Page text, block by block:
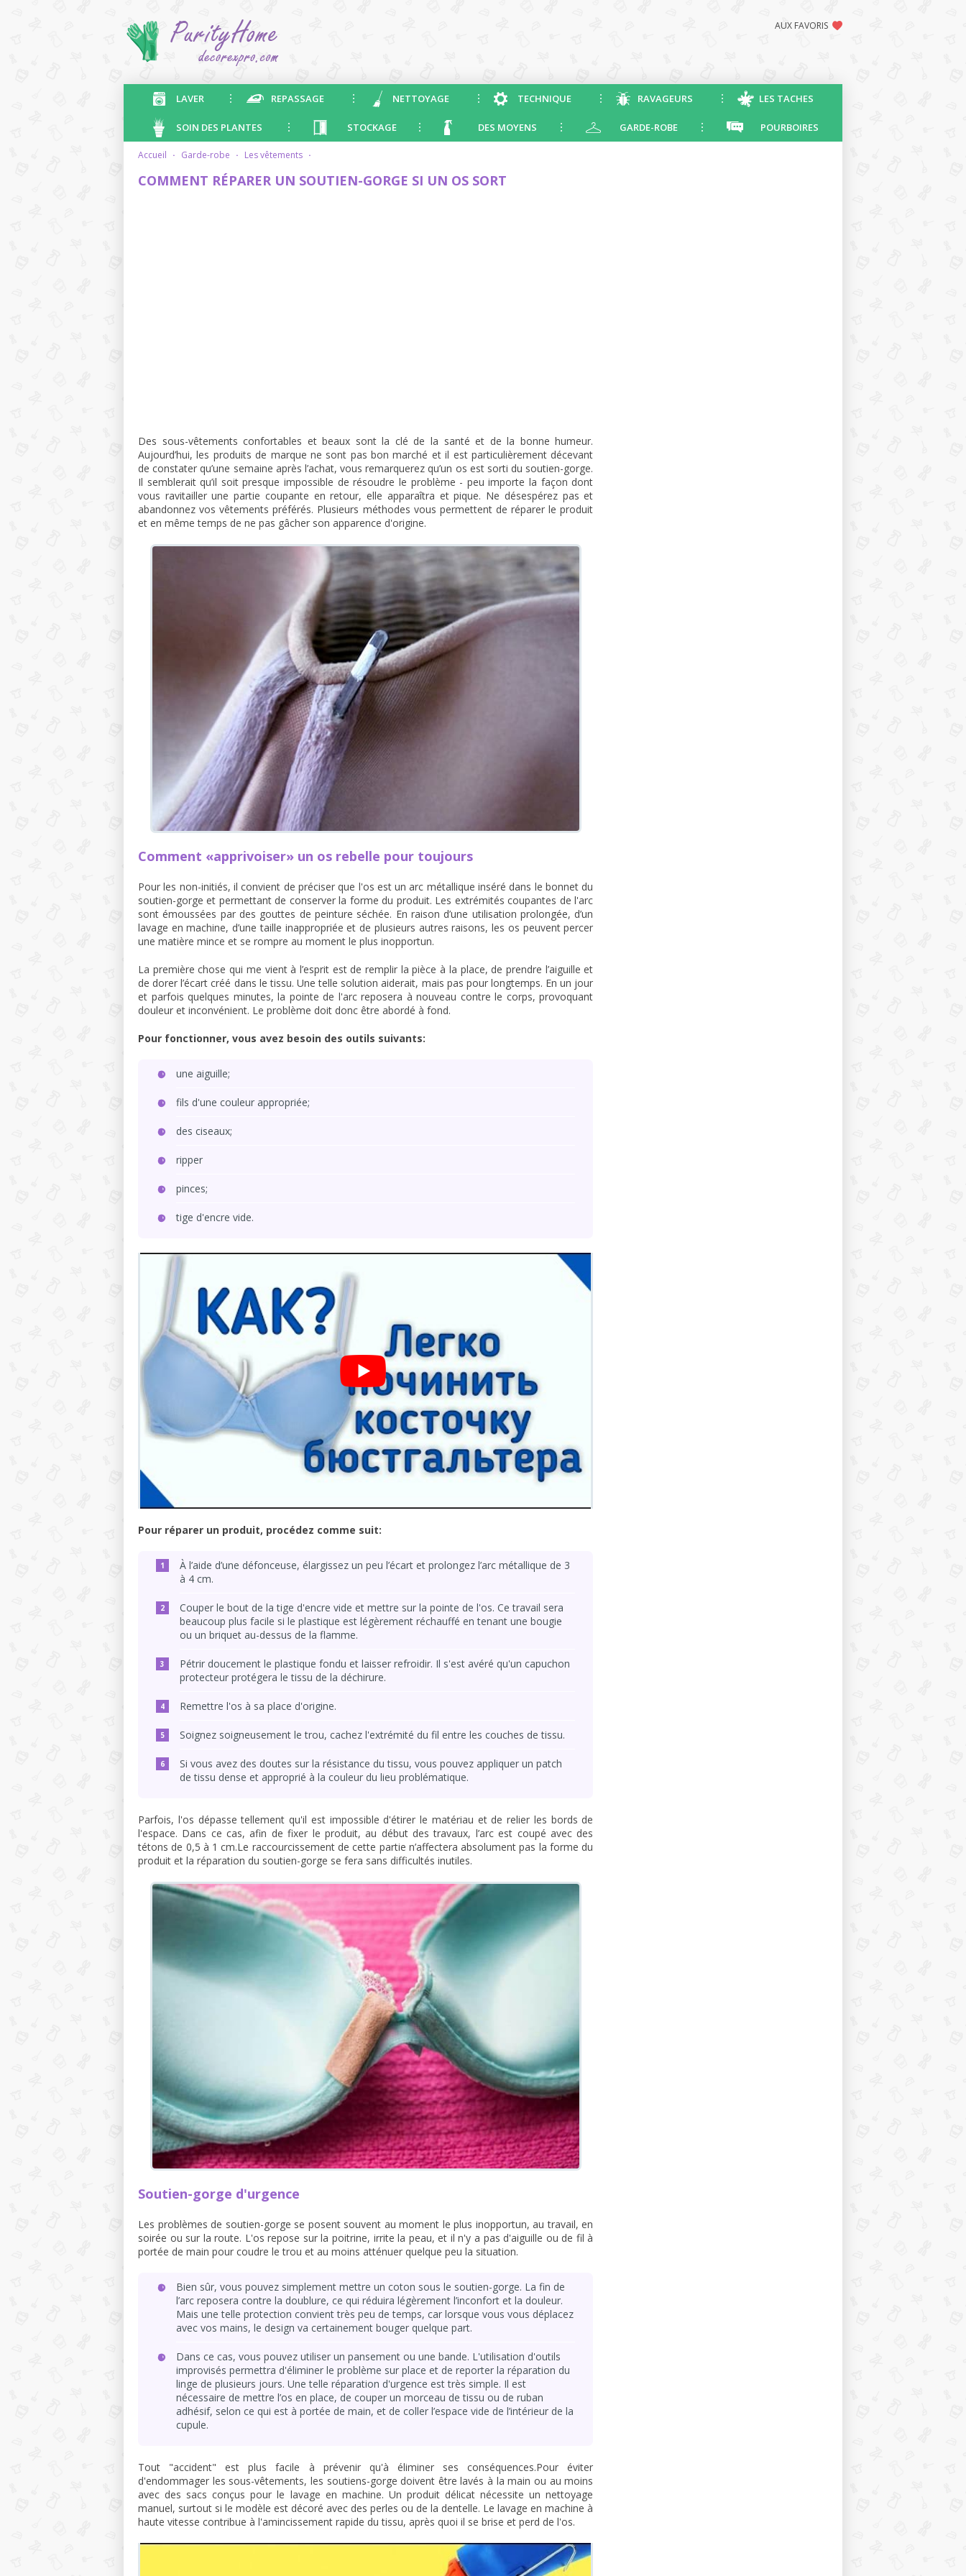
AUX FAVORIS
LAVER REPASSAGE NETTOYAGE TECHNIQUE RAVAGEURS LES TACHES
SOIN DES PLANTES STOCKAGE DES MOYENS GARDE-ROBE POURBOIRES
accueil · garde-robe · les vêtements ·
COMMENT RÉPARER UN SOUTIEN-GORGE SI UN OS SORT
Des sous-vêtements confortables et beaux sont la clé de la santé et de la bonne humeur.
Aujourd’hui, les produits de marque ne sont pas bon marché et il est particulièrement décevant
de constater qu’une semaine après l’achat, vous remarquerez qu’un os est sorti du soutien-gorge.
Il semblerait qu’il soit presque impossible de résoudre le problème - peu importe la façon dont
vous ravitailler une partie coupante en retour, elle apparaîtra et pique. Ne désespérez pas et
abandonnez vos vêtements préférés. Plusieurs méthodes vous permettent de réparer le produit
et en même temps de ne pas gâcher son apparence d'origine.
Comment «apprivoiser» un os rebelle pour toujours
Pour les non-initiés, il convient de préciser que l'os est un arc métallique inséré dans le bonnet du
soutien-gorge et permettant de conserver la forme du produit. Les extrémités coupantes de l'arc
sont émoussées par des gouttes de peinture séchée. En raison d’une utilisation prolongée, d’un
lavage en machine, d’une taille inappropriée et de plusieurs autres raisons, les os peuvent percer
une matière mince et se rompre au moment le plus inopportun.
La première chose qui me vient à l’esprit est de remplir la pièce à la place, de prendre l’aiguille et
de dorer l’écart créé dans le tissu. Une telle solution aiderait, mais pas pour longtemps. En un jour
et parfois quelques minutes, la pointe de l'arc reposera à nouveau contre le corps, provoquant
douleur et inconvénient. Le problème doit donc être abordé à fond.
Pour fonctionner, vous avez besoin des outils suivants:
une aiguille;
fils d'une couleur appropriée;
des ciseaux;
ripper
pinces;
tige d'encre vide.
Pour réparer un produit, procédez comme suit:
À l’aide d’une défonceuse, élargissez un peu l’écart et prolongez l’arc métallique de 3
à 4 cm.
Couper le bout de la tige d'encre vide et mettre sur la pointe de l'os. Ce travail sera
beaucoup plus facile si le plastique est légèrement réchauffé en tenant une bougie
ou un briquet au-dessus de la flamme.
Pétrir doucement le plastique fondu et laisser refroidir. Il s'est avéré qu'un capuchon
protecteur protégera le tissu de la déchirure.
Remettre l'os à sa place d'origine.
Soignez soigneusement le trou, cachez l'extrémité du fil entre les couches de tissu.
Si vous avez des doutes sur la résistance du tissu, vous pouvez appliquer un patch
de tissu dense et approprié à la couleur du lieu problématique.
Parfois, l'os dépasse tellement qu'il est impossible d'étirer le matériau et de relier les bords de
l'espace. Dans ce cas, afin de fixer le produit, au début des travaux, l’arc est coupé avec des
tétons de 0,5 à 1 cm.Le raccourcissement de cette partie n’affectera absolument pas la forme du
produit et la réparation du soutien-gorge se fera sans difficultés inutiles.
Soutien-gorge d'urgence
Les problèmes de soutien-gorge se posent souvent au moment le plus inopportun, au travail, en
soirée ou sur la route. L'os repose sur la poitrine, irrite la peau, et il n'y a pas d'aiguille ou de fil à
portée de main pour coudre le trou et au moins atténuer quelque peu la situation.
Bien sûr, vous pouvez simplement mettre un coton sous le soutien-gorge. La fin de
l’arc reposera contre la doublure, ce qui réduira légèrement l’inconfort et la douleur.
Mais une telle protection convient très peu de temps, car lorsque vous vous déplacez
avec vos mains, le design va certainement bouger quelque part.
Dans ce cas, vous pouvez utiliser un pansement ou une bande. L'utilisation d'outils
improvisés permettra d'éliminer le problème sur place et de reporter la réparation du
linge de plusieurs jours. Une telle réparation d'urgence est très simple. Il est
nécessaire de mettre l’os en place, de couper un morceau de tissu ou de ruban
adhésif, selon ce qui est à portée de main, et de coller l’espace vide de l’intérieur de la
cupule.
Tout "accident" est plus facile à prévenir qu'à éliminer ses conséquences.Pour éviter
d'endommager les sous-vêtements, les soutiens-gorge doivent être lavés à la main ou au moins
avec des sacs conçus pour le lavage en machine. Un produit délicat nécessite un nettoyage
manuel, surtout si le modèle est décoré avec des perles ou de la dentelle. Le lavage en machine à
haute vitesse contribue à l'amincissement rapide du tissu, après quoi il se brise et perd de l'os.